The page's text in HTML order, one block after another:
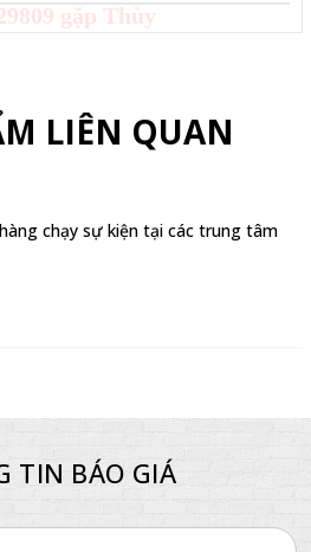
gặp Thùy
LIÊN QUAN
chạy sự kiện tại các trung tâm
TIN BÁO GIÁ